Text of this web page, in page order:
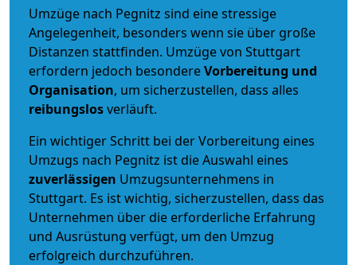
Umzüge nach Pegnitz sind eine stressige
Angelegenheit, besonders wenn sie über große
Distanzen stattfinden. Umzüge von Stuttgart
erfordern jedoch besondereVorbereitung und
Organisation, um sicherzustellen, dass alles
reibungslosverläuft.
Ein wichtiger Schritt bei der Vorbereitung eines
Umzugs nach Pegnitz ist die Auswahl eines
zuverlässigen Umzugsunternehmens in
Stuttgart. Es ist wichtig, sicherzustellen, dass das
Unternehmen über die erforderliche Erfahrung
und Ausrüstung verfügt, um den Umzug
erfolgreich durchzuführen.